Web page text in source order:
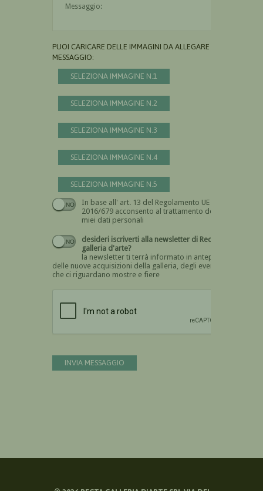
PUOI CARICARE DELLE IMMAGINI DA ALLEGARE AL
MESSAGGIO:
SELEZIONA IMMAGINE N.1
SELEZIONA IMMAGINE N.2
SELEZIONA IMMAGINE N.3
SELEZIONA IMMAGINE N.4
SELEZIONA IMMAGINE N.5
In base all' art. 13 del Regolamento UE n.
2016/679 acconsento al trattamento dei
miei dati personali
Devi dare il consenso
desideri iscriverti alla newsletter di Recta
galleria d'arte?
la newsletter ti terrà informato in anteprima
delle nuove acquisizioni della galleria, degli eventi
che ci riguardano mostre e fiere
INVIA MESSAGGIO